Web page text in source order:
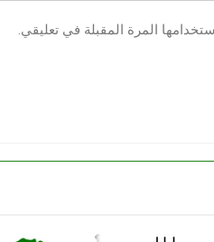
المرة المقبلة في تعليقي.